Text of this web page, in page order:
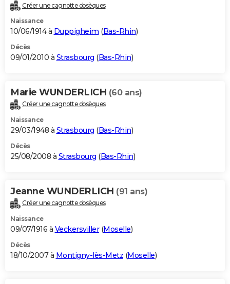
Créer une cagnotte obsèques
Naissance
10/06/1914 à Duppigheim (Bas-Rhin)
Décès
09/01/2010 à Strasbourg (Bas-Rhin)
Marie WUNDERLICH (60 ans)
Créer une cagnotte obsèques
Naissance
29/03/1948 à Strasbourg (Bas-Rhin)
Décès
25/08/2008 à Strasbourg (Bas-Rhin)
Jeanne WUNDERLICH (91 ans)
Créer une cagnotte obsèques
Naissance
09/07/1916 à Veckersviller(Moselle)
Décès
18/10/2007 à Montigny-lès-Metz (Moselle)